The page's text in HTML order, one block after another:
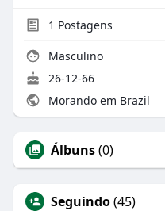
1 Postagens
Masculino
26-12-66
Morando em Brazil
Álbuns(0)
Seguindo(45)